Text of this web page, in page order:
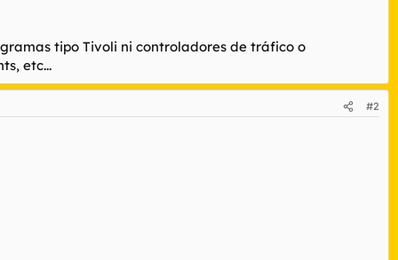
tipo Tivoli ni controladores de tráfico o
etc...
#2